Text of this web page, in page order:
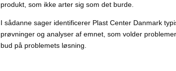
produkt, som ikke arter sig som det burde.
I sådanne sager identificerer Plast Center Danmark
prøvninger og analyser af emnet, som volder
bud på problemets løsning.